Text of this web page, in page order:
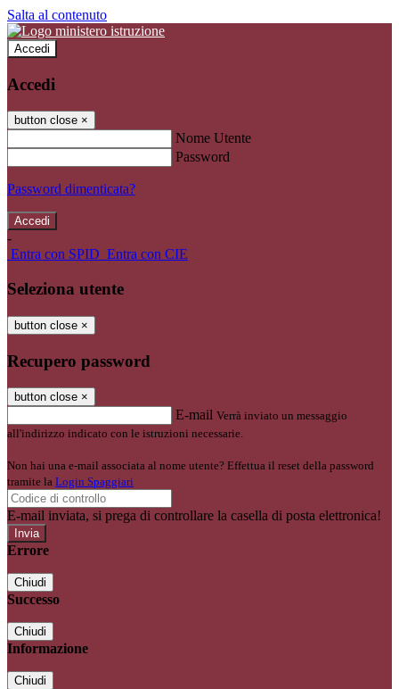
Salta al contenuto
Accedi
Accedi
button close ×
Nome Utente
Password
Password dimenticata?
-
Entra con SPID Entra con CIE
Seleziona utente
button close ×
Recupero password
button close ×
E-mail Verrà inviato un messaggio
all'indirizzo indicato con le istruzioni necessarie.
Non hai una e-mail associata al nome utente? Effettua il reset della password
tramite la Login Spaggiari
E-mail inviata, si prega di controllare la casella di posta elettronica!
Errore
Chiudi
Successo
Chiudi
Informazione
Chiudi